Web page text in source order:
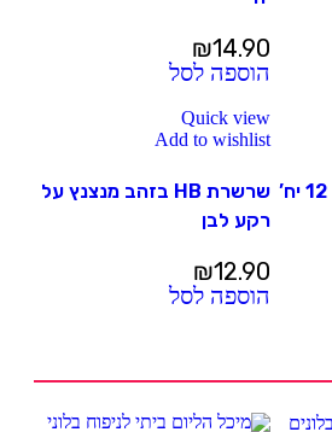
₪14.90
הוספה לסל
Quick view
Add to wishlist
שרשרת HB בזהב מנצנץ על
רקע לבן
₪12.90
הוספה לסל